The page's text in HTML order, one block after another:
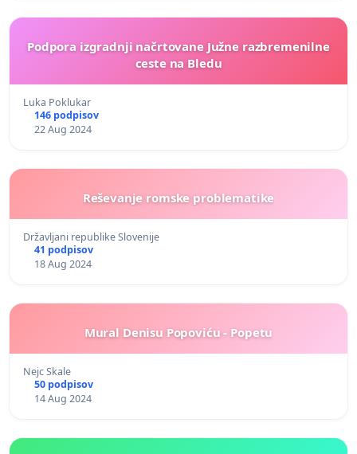
Podpora izgradnji načrtovane Južne razbremenilne
ceste na Bledu
Luka Poklukar
146 podpisov
22 Aug 2024
Reševanje romske problematike
Državljani republike Slovenije
41 podpisov
18 Aug 2024
Mural Denisu Popoviću - Popetu
Nejc Skale
50 podpisov
14 Aug 2024